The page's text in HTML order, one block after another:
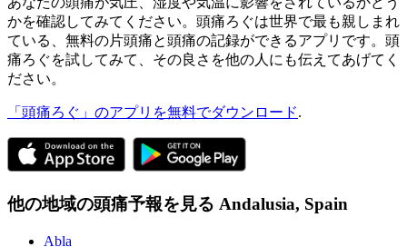
かを確認してみてください。頭痛ろぐは世界で最も親しまれ
ている、無料の片頭痛と頭痛の記録ができるアプリです。頭
痛ろぐを試してみて、その良さを他の人にも伝えてあげてく
ださい。
「頭痛ろぐ」のアプリを無料でダウンロード.
他の地域の頭痛予報を見る Andalusia, Spain
Abla